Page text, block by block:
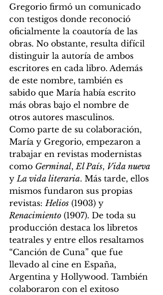
Gregorio firmó un comunicado
con testigos donde reconoció
oficialmente la coautoría de las
obras. No obstante, resulta difícil
distinguir la autoría de ambos
escritores en cada libro. Además
de este nombre, también es
sabido que María había escrito
más obras bajo el nombre de
otros autores masculinos.
Como parte de su colaboración,
María y Gregorio, empezaron a
trabajar en revistas modernistas
como Germinal, El País, Vida nueva
y La vida literaria. Más tarde, ellos
mismos fundaron sus propias
revistas: Helios (1903) y
Renacimiento (1907). De toda su
producción destaca los libretos
teatrales y entre ellos resaltamos
“Canción de Cuna” que fue
llevado al cine en España,
Argentina y Hollywood. También
colaboraron con el exitoso